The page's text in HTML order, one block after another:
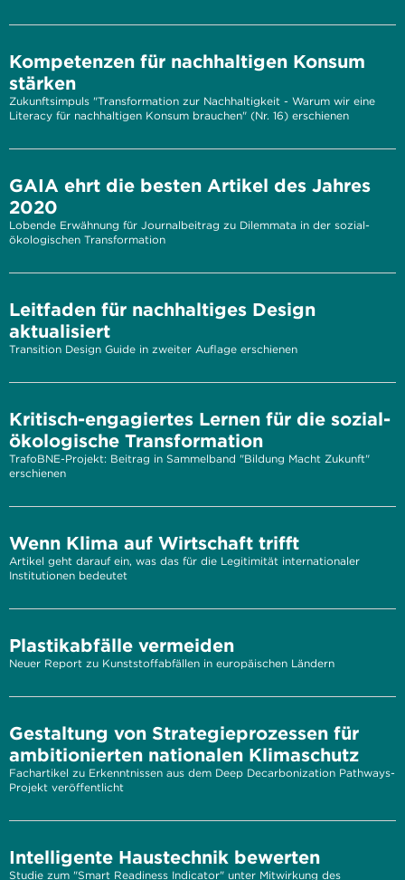
Kompetenzen für nachhaltigen Konsum
stärken
Zukunftsimpuls "Transformation zur Nachhaltigkeit - Warum wir eine
Literacy für nachhaltigen Konsum brauchen" (Nr. 16) erschienen
GAIA ehrt die besten Artikel des Jahres
2020
Lobende Erwähnung für Journalbeitrag zu Dilemmata in der sozial-
ökologischen Transformation
Leitfaden für nachhaltiges Design
aktualisiert
Transition Design Guide in zweiter Auflage erschienen
Kritisch-engagiertes Lernen für die sozial-
ökologische Transformation
TrafoBNE-Projekt: Beitrag in Sammelband "Bildung Macht Zukunft"
erschienen
Wenn Klima auf Wirtschaft trifft
Artikel geht darauf ein, was das für die Legitimität internationaler
Institutionen bedeutet
Plastikabfälle vermeiden
Neuer Report zu Kunststoffabfällen in europäischen Ländern
Gestaltung von Strategieprozessen für
ambitionierten nationalen Klimaschutz
Fachartikel zu Erkenntnissen aus dem Deep Decarbonization Pathways-
Projekt veröffentlicht
Intelligente Haustechnik bewerten
Studie zum "Smart Readiness Indicator" unter Mitwirkung des